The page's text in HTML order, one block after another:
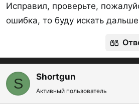
PDF) - огромное спасибо.
Итак, кратко о приложении:
Название:CashBackMax
Доступность:Приложение
Спойлер
Исправил, проверьте,
ошибка, то буду искать дальше
S Shortgun
Активный пользователь